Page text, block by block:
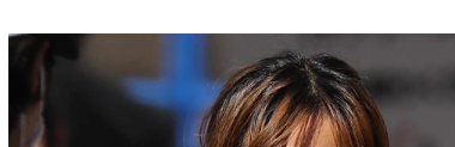
ン
マ
ラ
ソ
ン】
マ
ラ
ソ
ン